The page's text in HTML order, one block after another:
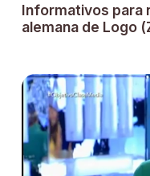
Informativos para
alemana de Logo